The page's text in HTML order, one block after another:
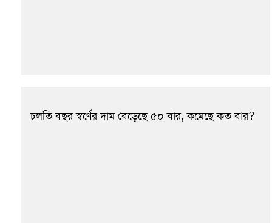
চলতি বছর স্বর্ণের দাম বেড়েছে ৫০ বার, কমেছে কত বার?